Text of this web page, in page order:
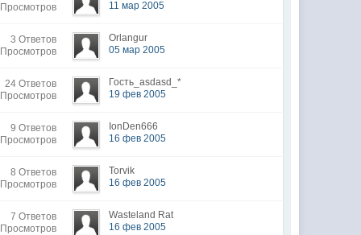
11 мар 2005
3 Ответов
Orlangur
05 мар 2005
24 Ответов
Гость_asdasd_*
19 фев 2005
9 Ответов
IonDen666
16 фев 2005
8 Ответов
Torvik
16 фев 2005
7 Ответов
Wasteland Rat
16 фев 2005